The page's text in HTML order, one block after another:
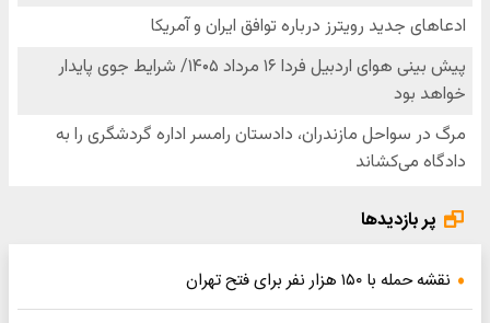
پر بازدیدها
نقشه حمله با ۱۵۰ هزار نفر برای فتح تهران